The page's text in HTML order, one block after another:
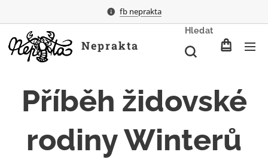
fb neprakta
Neprakta
Hledat
Příběh židovské
rodiny Winterů